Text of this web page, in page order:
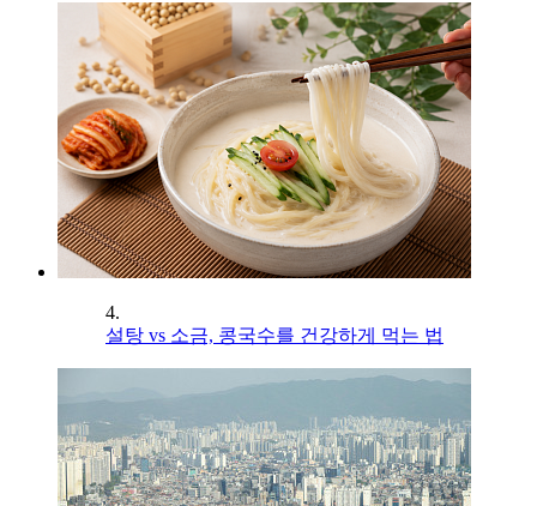
4.
설탕 vs 소금, 콩국수를 건강하게 먹는 법